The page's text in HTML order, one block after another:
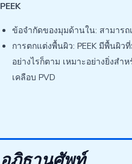
PEEK
ข้อจำกัดของมุมด้านใน: สามาร
การตกแต่งพื้นผิว: PEEK มีพื้นผิว
อย่างไรก็ตาม เหมาะอย่างยิ่งสำ
เคลือบ PVD
อภิธานศัพท์